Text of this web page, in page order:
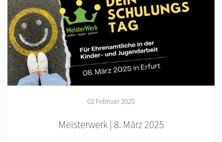
02 Februar 2025
Meisterwerk | 8. März 2025